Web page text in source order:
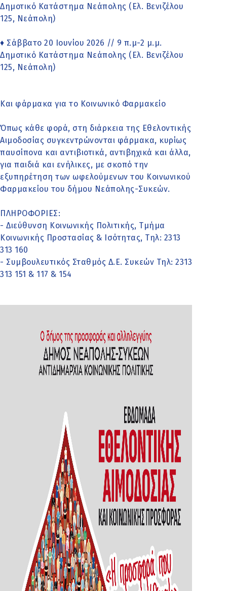
Δημοτικό Κατάστημα Νεάπολης (Ελ. Βενιζέλου
125, Νεάπολη)
♦ Σάββατο 20 Ιουνίου 2026 // 9 π.μ-2 μ.μ.
Δημοτικό Κατάστημα Νεάπολης (Ελ. Βενιζέλου
125, Νεάπολη)
Και φάρμακα για το Κοινωνικό Φαρμακείο
Όπως κάθε φορά, στη διάρκεια της Εθελοντικής
Αιμοδοσίας συγκεντρώνονται φάρμακα, κυρίως
παυσίπονα και αντιβιοτικά, αντιβηχικά και άλλα,
για παιδιά και ενήλικες, με σκοπό την
εξυπηρέτηση των ωφελούμενων του Κοινωνικού
Φαρμακείου του δήμου Νεάπολης-Συκεών.
ΠΛΗΡΟΦΟΡΙΕΣ:
- Διεύθυνση Κοινωνικής Πολιτικής, Τμήμα
Κοινωνικής Προστασίας & Ισότητας, Τηλ: 2313
313 160
- Συμβουλευτικός Σταθμός Δ.Ε. Συκεών Τηλ: 2313
313 151 & 117 & 154